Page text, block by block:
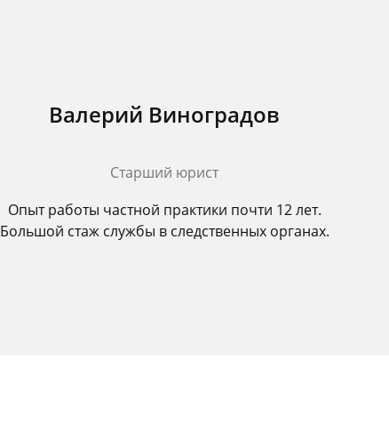
Валерий Виноградов
Старший юрист
Опыт работы частной практики почти 12 лет.
Большой стаж службы в следственных органах.